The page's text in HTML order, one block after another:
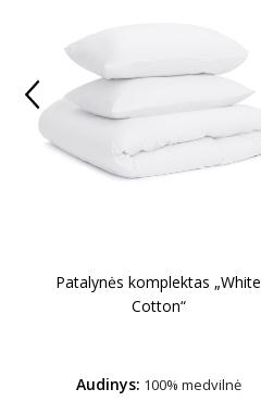
Patalynės komplektas „White
Cotton“
Audinys: 100% medvilnė